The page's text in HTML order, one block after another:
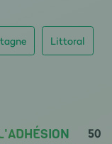
Littoral
50